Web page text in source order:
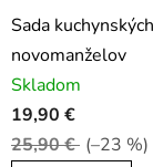
Sada
novomanželov
Skladom
19,90 €
25,90 € (–23 %)